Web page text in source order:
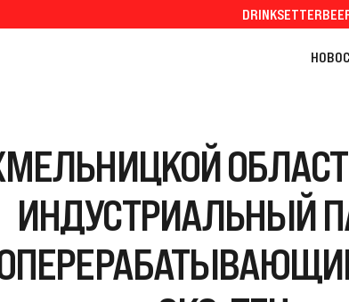
DRINKSETTER
ИНДУСТРИАЛЬНЫЙ